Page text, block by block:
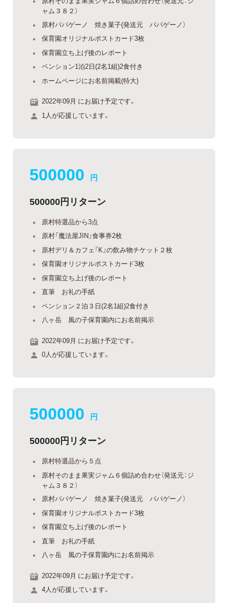
ャム３８２）
原村パパゲーノ 焼き菓子(発送元 パパゲーノ）
保育園オリジナルポストカード3枚
保育園立ち上げ後のレポート
ペンション1泊2日(2名1組)2食付き
ホームページにお名前掲載(特大)
2022年09月 にお届け予定です。
1人が応援しています。
500000 円
500000円リターン
原村特選品から3点
原村「魔法屋JIN」食事券2枚
原村デリ＆カフェ「K」の飲み物チケット２枚
保育園オリジナルポストカード3枚
保育園立ち上げ後のレポート
直筆 お礼の手紙
ペンション２泊３日(2名1組)2食付き
八ヶ岳 風の子保育園内にお名前掲示
2022年09月 にお届け予定です。
0人が応援しています。
500000 円
500000円リターン
原村特選品から５点
原村そのまま果実ジャム６個詰め合わせ（発送元：ジ
ャム３８２）
原村パパゲーノ 焼き菓子(発送元 パパゲーノ）
保育園オリジナルポストカード3枚
保育園立ち上げ後のレポート
直筆 お礼の手紙
八ヶ岳 風の子保育園内にお名前掲示
2022年09月 にお届け予定です。
4人が応援しています。